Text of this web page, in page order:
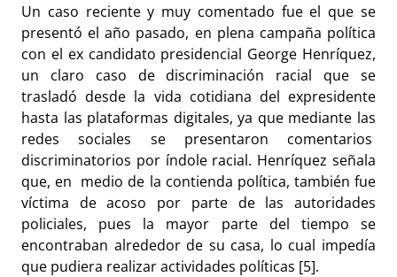
Un caso reciente y muy comentado fue el que se
presentó el año pasado, en plena campaña política
con el ex candidato presidencial George Henríquez,
un claro caso de discriminación racial que se
trasladó desde la vida cotidiana del expresidente
hasta las plataformas digitales, ya que mediante las
redes sociales se presentaron comentarios
discriminatorios por índole racial. Henríquez señala
que, en medio de la contienda política, también fue
víctima de acoso por parte de las autoridades
policiales, pues la mayor parte del tiempo se
encontraban alrededor de su casa, lo cual impedía
que pudiera realizar actividades políticas [5].